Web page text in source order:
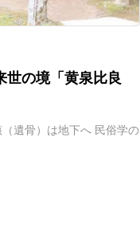
世の境「黄泉比良
遺骨）は地下へ 民俗学の